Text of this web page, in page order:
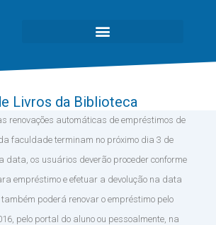
Livros da Biblioteca
renovações automáticas de empréstimos de
faculdade terminam no próximo dia 3 de
data, os usuários deverão proceder conforme
empréstimo e efetuar a devolução na data
poderá renovar o empréstimo pelo
pelo portal do aluno ou pessoalmente, na